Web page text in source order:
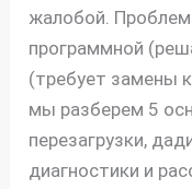
жалобой.
программной
(требует замены
мы разберем 5
перезагрузки,
диагностики и